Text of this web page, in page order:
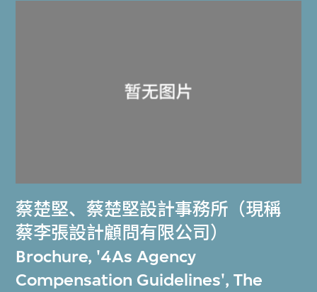
蔡楚堅、 蔡楚堅設計事務所（現稱
蔡李張設計顧問有限公司）
Brochure, '4As Agency
Compensation Guidelines', The